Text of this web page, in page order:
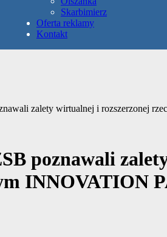
Skarbimierz
Oferta reklamy
Kontakt
zalety wirtualnej i rozszerzonej
poznawali
INNOVATION